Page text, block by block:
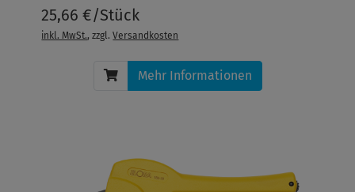
25,66 €/Stück
inkl. MwSt., zzgl.Versandkosten
Mehr Informationen